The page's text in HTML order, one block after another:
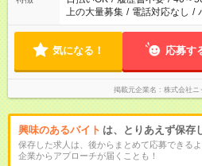
上の大量募集 / 電話対応なし /
気になる！ 応募す
掲載元企業名 株式会社ニ
興味のあるバイト は、とりあえず保存
保存した求人は、後からまとめて応募できるよ
企業からアプローチが届くことも！